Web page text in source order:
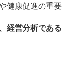
健康促進の重要
経営分析である